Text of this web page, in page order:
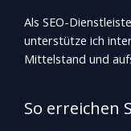
Als SEO-
unterstütze ich
Mittelstand und
So erreichen